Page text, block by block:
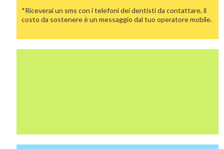
*Riceverai un sms con i telefoni dei dentisti da contattare, il
costo da sostenere è un messaggio dal tuo operatore mobile.